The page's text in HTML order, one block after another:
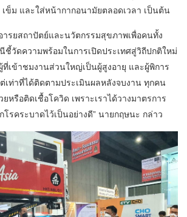
ข็ม และใส่หน้ากากอนามัยตลอดเวลา เป็นต้น
ารยสถาปัตย์และนวัตกรรมสุขภาพเพื่อคนทั้ง
ชี้วัดความพร้อมในการเปิดประเทศสู่วิถีปกติใหม่
ที่เข้าชมงานส่วนใหญ่เป็นผู้สูงอายุ และผู้พิการ
เท่าที่ได้ติดตามประเมินผลหลังจบงาน ทุกคน
หรือติดเชื้อโควิด เพราะเราได้วางมาตรการ
โรคระบาดไว้เป็นอย่างดี” นายกฤษนะ กล่าว